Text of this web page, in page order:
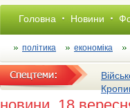
Головна Новини
політика економіка